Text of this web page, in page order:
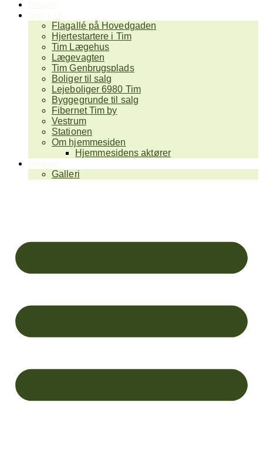
Flagallé på Hovedgaden
Hjertestartere i Tim
Tim Lægehus
Lægevagten
Tim Genbrugsplads
Boliger til salg
Lejeboliger 6980 Tim
Byggegrunde til salg
Fibernet Tim by
Vestrum
Stationen
Om hjemmesiden
Hjemmesidens aktører
Galleri